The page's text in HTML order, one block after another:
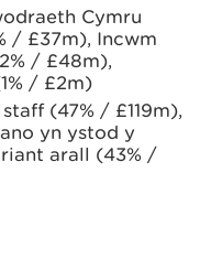
Cymru
/ £37m), Incwm
/ £48m),
/ £2m)
(47% / £119m),
yn ystod y
arall (43% /